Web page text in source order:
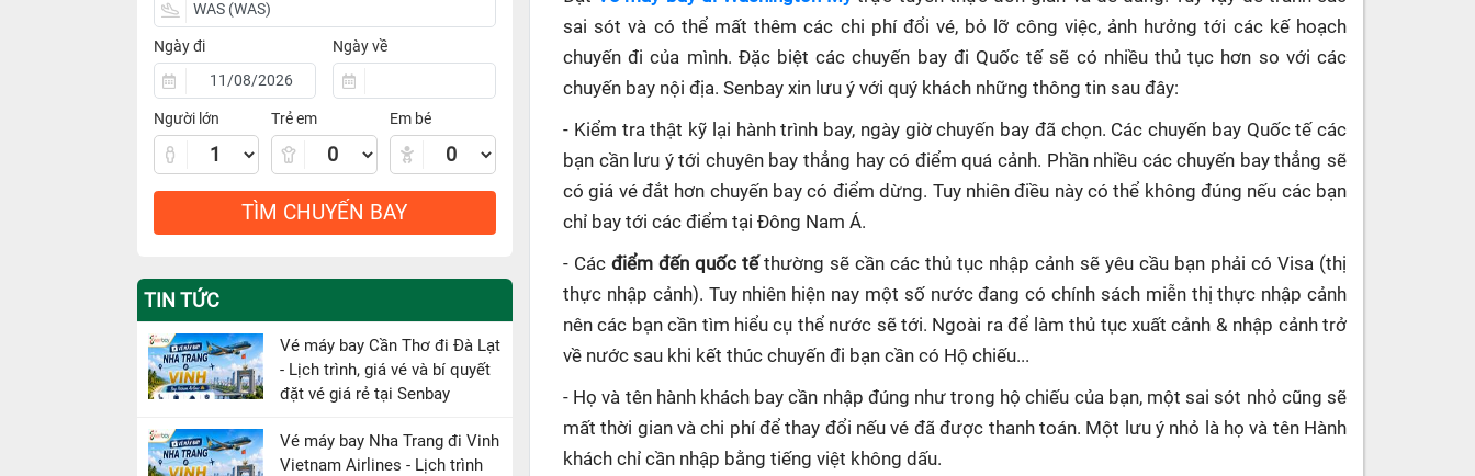
Ngày đi Ngày về
Người lớn Trẻ em Em bé
TÌM CHUYẾN BAY
TIN TỨC
Vé máy bay Cần Thơ đi Đà Lạt
- Lịch trình, giá vé và bí quyết
đặt vé giá rẻ tại Senbay
Vé máy bay Nha Trang đi Vinh
Vietnam Airlines - Lịch trình
sai sót và có thể mất thêm các chi phí đổi vé, bỏ lỡ công việc, ảnh hưởng tới các kế hoạch
chuyến đi của mình. Đặc biệt các chuyến bay đi Quốc tế sẽ có nhiều thủ tục hơn so với các
chuyến bay nội địa. Senbay xin lưu ý với quý khách những thông tin sau đây:
- Kiểm tra thật kỹ lại hành trình bay, ngày giờ chuyến bay đã chọn. Các chuyến bay Quốc tế các
bạn cần lưu ý tới chuyên bay thẳng hay có điểm quá cảnh. Phần nhiều các chuyến bay thẳng sẽ
có giá vé đắt hơn chuyến bay có điểm dừng. Tuy nhiên điều này có thể không đúng nếu các bạn
chỉ bay tới các điểm tại Đông Nam Á.
- Các điểm đến quốc tếthường sẽ cần các thủ tục nhập cảnh sẽ yêu cầu bạn phải có Visa (thị
thực nhập cảnh). Tuy nhiên hiện nay một số nước đang có chính sách miễn thị thực nhập cảnh
nên các bạn cần tìm hiểu cụ thể nước sẽ tới. Ngoài ra để làm thủ tục xuất cảnh & nhập cảnh trở
về nước sau khi kết thúc chuyến đi bạn cần có Hộ chiếu...
- Họ và tên hành khách bay cần nhập đúng như trong hộ chiếu của bạn, một sai sót nhỏ cũng sẽ
mất thời gian và chi phí để thay đổi nếu vé đã được thanh toán. Một lưu ý nhỏ là họ và tên Hành
khách chỉ cần nhập bằng tiếng việt không dấu.